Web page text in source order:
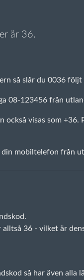
är 36.
så slår du 0036
08-123456 från
också visas som
mobiltelefon från
alltså 36 - vilket är
så har även